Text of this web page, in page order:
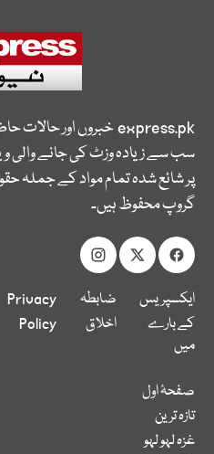
express.pkخبروں اور حالات
سب سے زیادہ وزٹ کی جانے
پر شائع شدہ تمام مواد کے جملہ
گروپ محفوظ ہیں۔
ایکسپریس
کے بارے
میں
ضابطہ
اخلاق
Privacy
Policy
صفحۂ اول
تازہ ترین
غزہ لہو لہو